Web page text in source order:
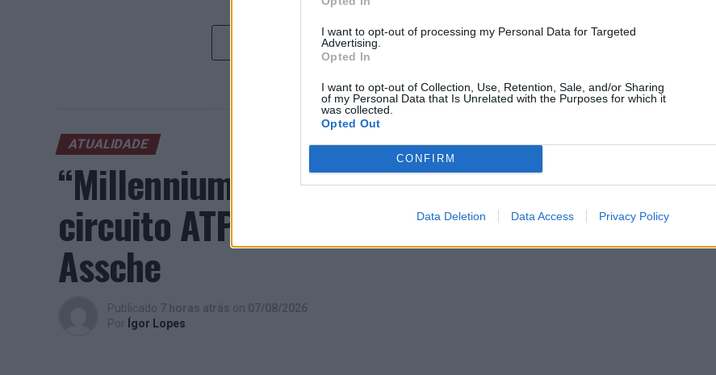
I want to opt-out of processing my Personal Data for Targeted
Advertising.
Opted In
I want to opt-out of Collection, Use, Retention, Sale, and/or Sharing
of my Personal Data that Is Unrelated with the Purposes for which it
was collected.
Opted Out
CONFIRM
Data Deletion Data Access Privacy Policy
CLIQUE PARA COMENTAR
ATUALIDADE
“Millennium Estoril Open 2026” regressou ao
circuito ATP com vitória do francês Luca Van
Assche
Publicado 7 horas atrás on 07/08/2026
Por Ígor Lopes